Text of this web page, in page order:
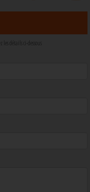
détails ci-dessous